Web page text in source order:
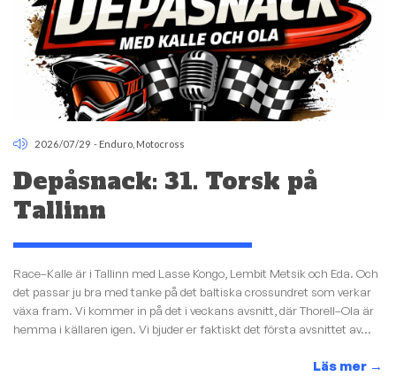
2026/07/29 - Enduro Motocross
Depåsnack: 31. Torsk på
Tallinn
Race–Kalle är i Tallinn med Lasse Kongo, Lembit Metsik och Eda. Och
det passar ju bra med tanke på det baltiska crossundret som verkar
växa fram. Vi kommer in på det i veckans avsnitt, där Thorell–Ola är
hemma i källaren igen. Vi bjuder er faktiskt det första avsnittet av...
Läs mer →